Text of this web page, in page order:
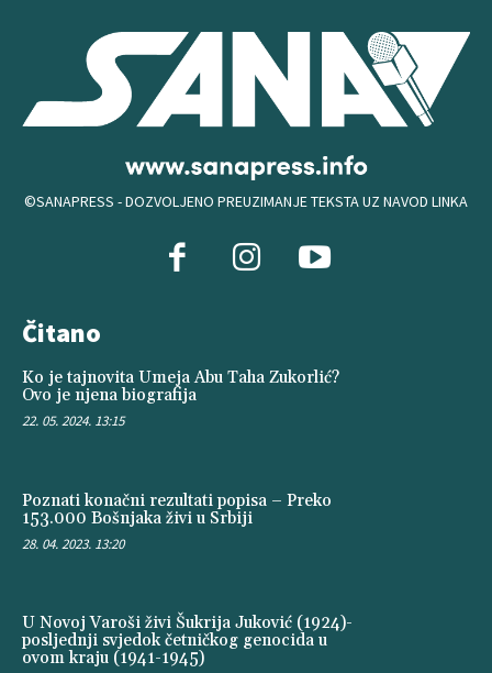
©SANAPRESS - DOZVOLJENO PREUZIMANJE TEKSTA UZ NAVOD LINKA
Čitano
Ko je tajnovita Umeja Abu Taha Zukorlić?
Ovo je njena biografija
22. 05. 2024. 13:15
Poznati konačni rezultati popisa – Preko
153.000 Bošnjaka živi u Srbiji
28. 04. 2023. 13:20
U Novoj Varoši živi Šukrija Juković (1924)-
posljednji svjedok četničkog genocida u
ovom kraju (1941-1945)